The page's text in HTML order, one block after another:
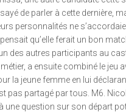
de parler à cette dernière,
personnalités ne
qu’elle ferait un bon
des autres participants au
a ensuite combiné le jeu
la jeune femme en lui
pas partagé par tous. M6.
une question sur son départ